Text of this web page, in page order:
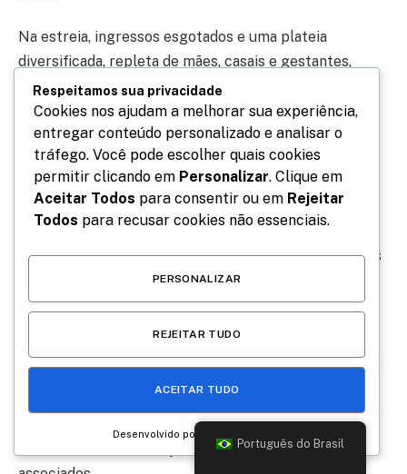
Na estreia, ingressos esgotados e uma plateia
diversificada, repleta de mães, casais e gestantes,
testemunharam o sucesso do espetáculo no Teatro
Gláucio Gil.
Juliana Didone, conectada com a narrativa após se
tornar mãe, encontrou no livro de Rafaela Carvalho a
inspiração para retratar os desafios e a beleza da
jornada da maternidade. ’60 Dias de Neblina’, um
sucesso literário com mais de 200 mil cópias vendidas
e traduzido para diversos idiomas, mergulha nas
experiências desconhecidas da maternidade, desde os
desafios cotidianos até as inúmeras alegrias do amor
incondicional entre mãe e filho.
Produções e WB Produções, com Bruna Dornellas,
Juliana Didone e Wesley Telles como produtores
Português do Brasil
Respeitamos sua privacidade
Cookies nos ajudam a melhorar sua experiência,
entregar conteúdo personalizado e analisar o
tráfego. Você pode escolher quais cookies
permitir clicando em Personalizar. Clique em
Aceitar Todos para consentir ou em Rejeitar
Todos para recusar cookies não essenciais.
PERSONALIZAR
REJEITAR TUDO
ACEITAR TUDO
Desenvolvido por